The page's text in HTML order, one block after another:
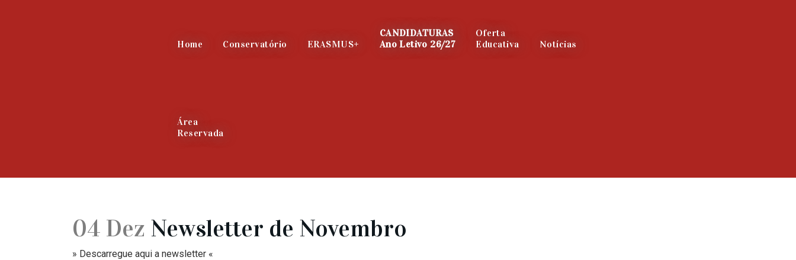
Home Conservatório ERASMUS+
CANDIDATURAS
Ano Letivo 26/27
Oferta
Educativa
Notícias
Área
Reservada
04 Dez Newsletter de Novembro
» Descarregue aqui a newsletter «